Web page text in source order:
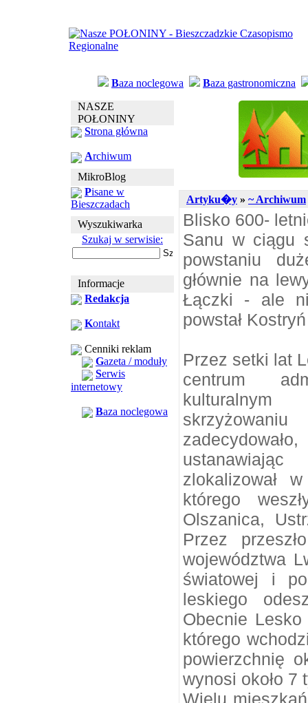
Baza noclegowa Baza gastronomiczna
NASZE
POŁONINY
Strona główna
Archiwum
MikroBlog
Pisane w
Bieszczadach
Wyszukiwarka
Szukaj w serwisie:
Informacje
Redakcja
Kontakt
Cenniki reklam
Gazeta / moduły
Serwis
internetowy
Baza noclegowa
Artyku�y » ~ Archiwum
Blisko 600-
Sanu w ciągu
powstaniu
głównie na
Łączki - ale
powstał
Przez setki lat
centrum
kulturalnym
zlokalizował
którego
Olszanica,
Przez
województwa
światowej i
leskiego
Obecnie
którego
powierzchnię
wynosi około 7
Wielu